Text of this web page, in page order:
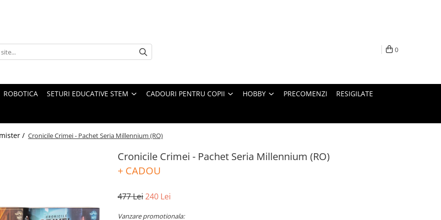
0
ROBOTICA SETURI EDUCATIVE STEM CADOURI PENTRU COPII HOBBY PRECOMENZI RESIGILATE
/ Cronicile Crimei - Pachet Seria Millennium (RO)
Cronicile Crimei - Pachet Seria Millennium (RO)
+ CADOU
477 Lei240 Lei
Vanzare promotionala: